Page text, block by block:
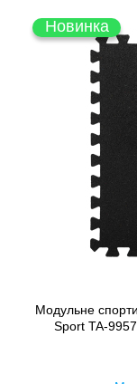
Новинка
Модульне
Sport TA-